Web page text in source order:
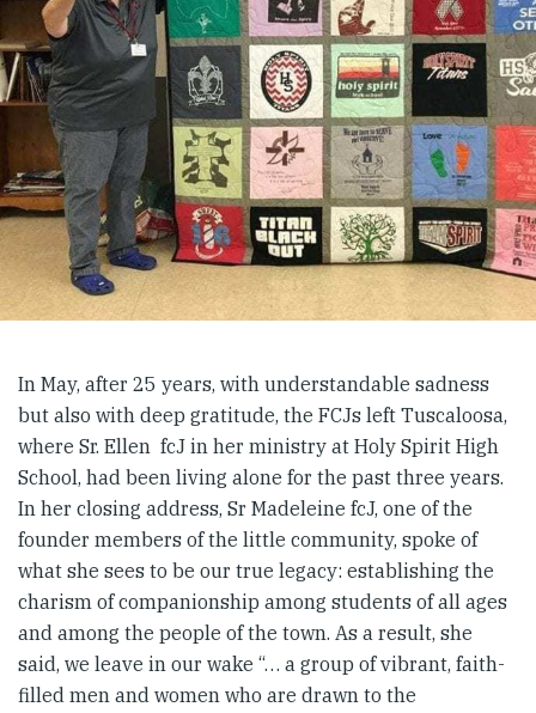
In May, after 25 years, with understandable sadness
but also with deep gratitude, the FCJs left Tuscaloosa,
where Sr. Ellen fcJ in her ministry at Holy Spirit High
School, had been living alone for the past three years.
In her closing address, Sr Madeleine fcJ, one of the
founder members of the little community, spoke of
what she sees to be our true legacy: establishing the
charism of companionship among students of all ages
and among the people of the town. As a result, she
said, we leave in our wake “… a group of vibrant, faith-
filled men and women who are drawn to the